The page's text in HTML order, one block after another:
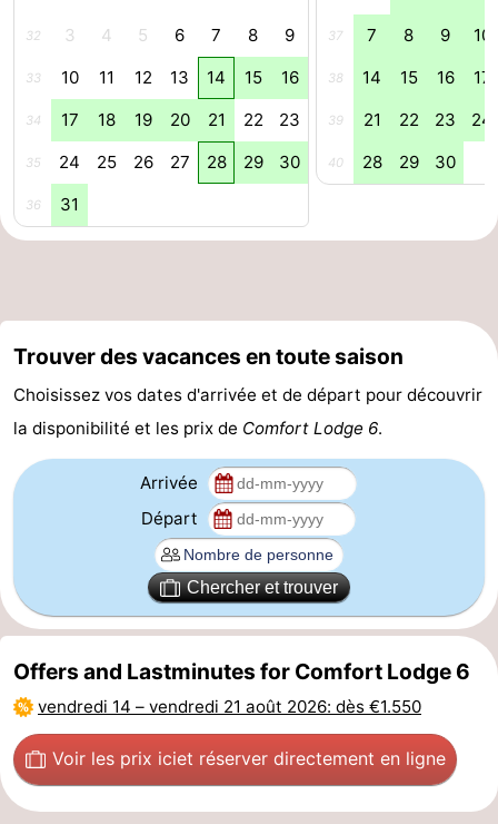
Occidentale
Bruges
Gand
Ypres
côte
-
Zwin
Heist
Zeebrugge
-
Blankenberge
-
Wenduine
-
Coq
Bredene
-
Ostende
-
Westende
-
Nieuport
-
Oostduinkerke
32 3 4 5 6 7 8 9
33 10 11 12 13 14 15 16
34 17 18 19 20 21 22 23
35 24 25 26 27 28 29 30
36 31
37 7 8 9 10
38 14 15 16 17
39 21 22 23 24
40 28 29 30
Trouver des vacances en toute saison
Choisissez vos dates d'arrivée et de départ pour découvrir
la disponibilité et les prix de Comfort Lodge 6.
Arrivée
Départ
Chercher et trouver
Offers and Lastminutes for Comfort Lodge 6
vendredi 14 – vendredi 21 août 2026: dès €1.550
Voir les prix iciet réserver directement en ligne